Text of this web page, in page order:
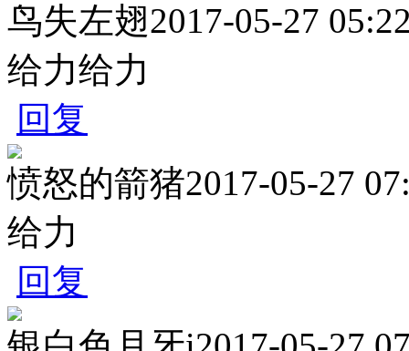
鸟失左翅2017-05-27
给力给力
回复
愤怒的箭猪2017-05-27
给力
回复